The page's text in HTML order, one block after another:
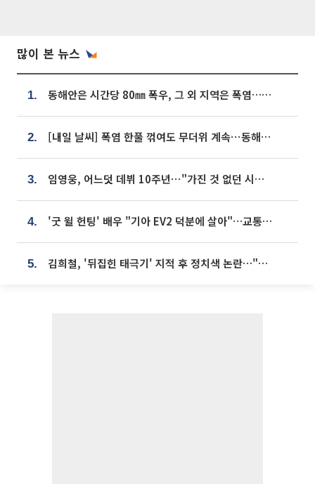
많이 본 뉴스
1. 동해안은 시간당 80㎜ 폭우, 그 외 지역은 폭염…‘극과 극 날씨’
2. [내일 날씨] 폭염 한풀 꺾여도 무더위 계속⋯동해안 이틀 연속 비
3. 임영웅, 어느덧 데뷔 10주년⋯"가진 것 없던 시절, 내 앞엔 20명의 팬뿐"
4. '굿 윌 헌팅' 배우 "기아 EV2 덕분에 살아"…교통사고 후 안전성 극찬
5. 김희철, '뒤집힌 태극기' 지적 후 정치색 논란…"좌우 떠나 우리나라 국기"